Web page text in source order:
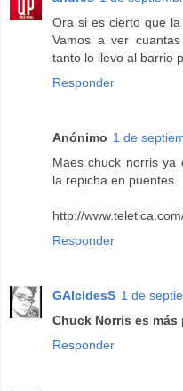
Ora si es cierto que la
Vamos a ver
tanto lo llevo al barrio
Responder
Anónimo 1 de
Maes chuck norris ya
la repicha en puentes
http://
Responder
GAlcidesS 1 de
Chuck Norris es
Responder